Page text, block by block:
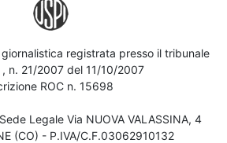
registrata presso il tribunale
n. 21/2007 del 11/10/2007
ROC n. 15698
Legale Via NUOVA VALASSINA, 4
(CO) - P.IVA/C.F.03062910132